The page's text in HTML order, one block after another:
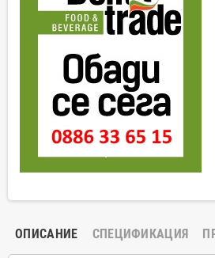
ОПИСАНИЕ СПЕЦИФИКАЦИЯ